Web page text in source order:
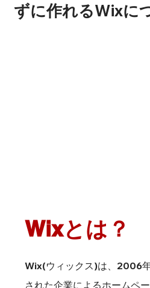
ずに作れるWixに
Wixとは？
Wix(ウィックス)は、2006
された企業によるホームペ